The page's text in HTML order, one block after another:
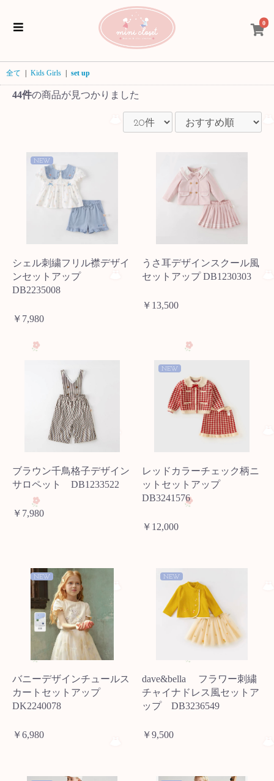
0
全て Kids Girls set up
44件の商品が見つかりました
NEW
シェル刺繍フリル襟デザイ
ンセットアップ
DB2235008
￥7,980
うさ耳デザインスクール風
セットアップ DB1230303
￥13,500
ブラウン千鳥格子デザイン
サロペット DB1233522
￥7,980
NEW
レッドカラーチェック柄ニ
ットセットアップ
DB3241576
￥12,000
NEW
バニーデザインチュールス
カートセットアップ
DK2240078
￥6,980
NEW
dave&bella フラワー刺繍
チャイナドレス風セットア
ップ DB3236549
￥9,500